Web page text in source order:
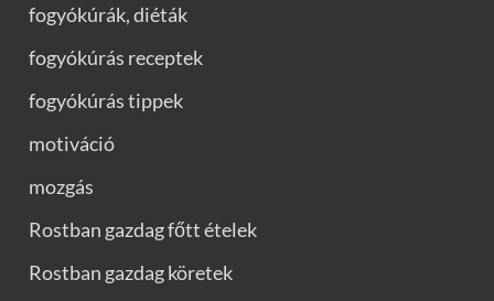
fogyókúrák, diéták
fogyókúrás receptek
fogyókúrás tippek
motiváció
mozgás
Rostban gazdag főtt ételek
Rostban gazdag köretek